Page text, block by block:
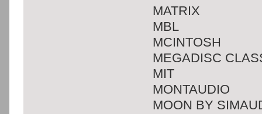
MATRIX
MBL
MCINTOSH
MEGADISC
MIT
MONTAUDIO
MOON BY